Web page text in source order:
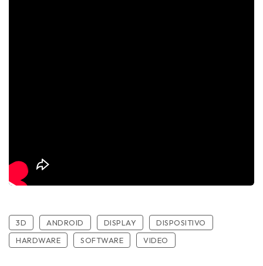
3D ANDROID DISPLAY
DISPOSITIVO
HARDWARE
SOFTWARE VIDEO